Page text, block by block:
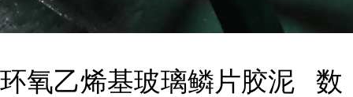
环氧乙烯基玻璃鳞片胶泥 数